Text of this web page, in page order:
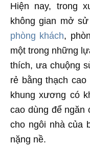
Hiện nay, trong
không gian mở
phòng khách,
một trong những
thích, ưa chuộng
rẻ bằng thạch
khung xương có
cao dùng để ngăn
cho ngôi nhà của
nặng nề.